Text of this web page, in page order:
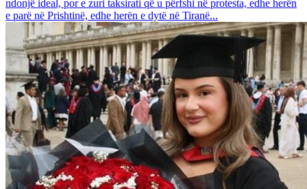
ndonjë ideal, por e zuri taksirati që u përfshi në protesta, edhe herën
e parë në Prishtinë, edhe herën e dytë në Tiranë...